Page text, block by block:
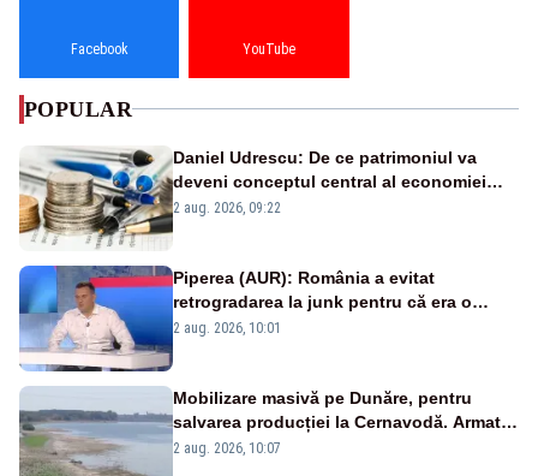
Facebook YouTube
POPULAR
Daniel Udrescu: De ce patrimoniul va
deveni conceptul central al economiei
viitoare?
2 aug. 2026, 09:22
Piperea (AUR): România a evitat
retrogradarea la junk pentru că era o
catastrofă pentru bănci și fondurile de
2 aug. 2026, 10:01
Mobilizare masivă pe Dunăre, pentru
salvarea producției la Cernavodă. Armata
va detona o stâncă și va devia apa
2 aug. 2026, 10:07